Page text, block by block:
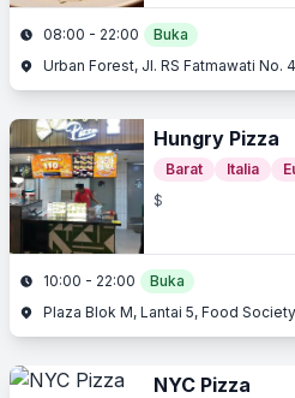
08:00 - 22:00
Buka
Hungry Pizza
Barat Italia
$
10:00 - 22:00
Buka
NYC Pizza